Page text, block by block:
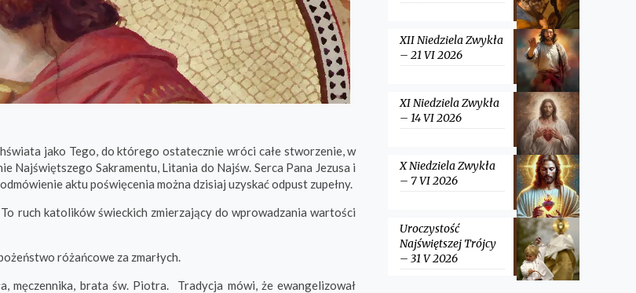
jako Tego, do którego ostatecznie wróci całe stworzenie, w
Najświętszego Sakramentu, Litania do Najśw. Serca Pana Jezusa i
aktu poświęcenia można dzisiaj uzyskać odpust zupełny.
ruch katolików świeckich zmierzający do wprowadzania wartości
różańcowe za zmarłych.
męczennika, brata św. Piotra. Tradycja mówi, że ewangelizował
XII Niedziela Zwykła
– 21 VI 2026
XI Niedziela Zwykła
– 14 VI 2026
X Niedziela Zwykła
– 7 VI 2026
Uroczystość
Najświętszej Trójcy
– 31 V 2026